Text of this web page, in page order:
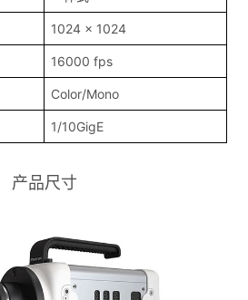
1024 x 1024
16000 fps
Color/Mono
1/10GigE
产品尺寸